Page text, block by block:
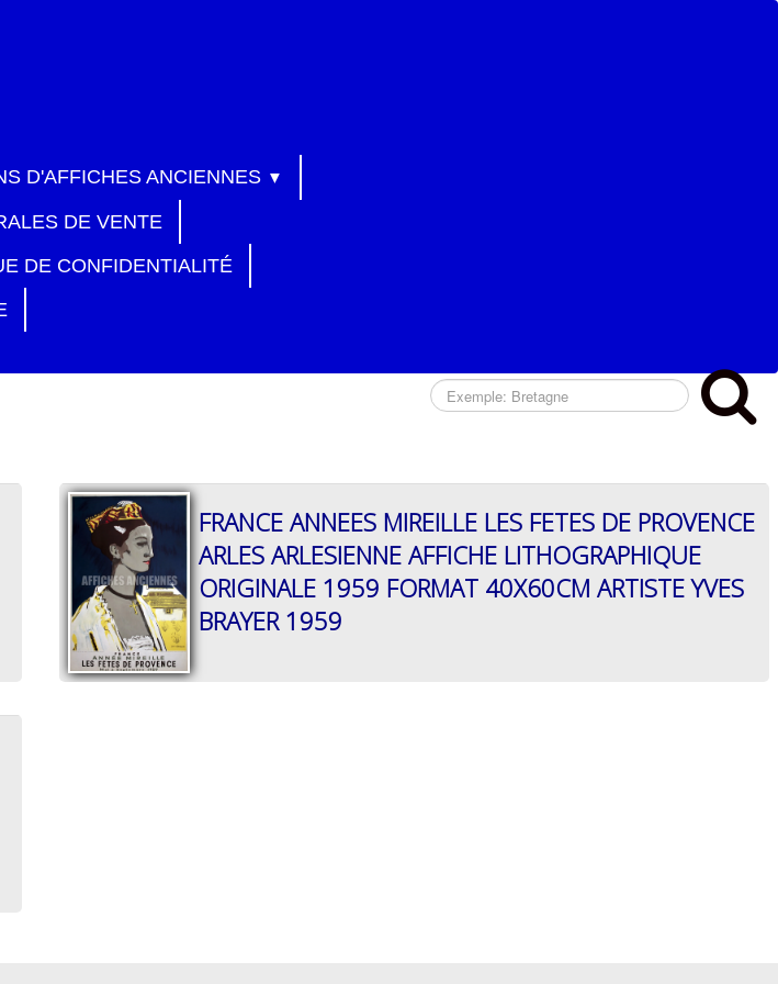
D'AFFICHES ANCIENNES ▼
DE VENTE
DE CONFIDENTIALITÉ
FRANCE ANNEES MIREILLE LES FETES DE PROVENCE
ARLES ARLESIENNE AFFICHE LITHOGRAPHIQUE
ORIGINALE 1959 FORMAT 40X60CM ARTISTE YVES
BRAYER 1959